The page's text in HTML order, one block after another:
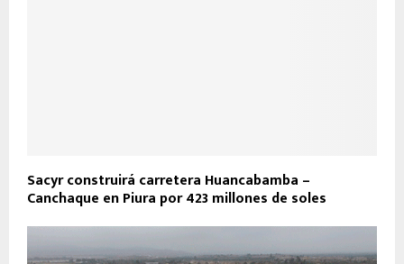
Sacyr construirá carretera Huancabamba –
Canchaque en Piura por 423 millones de soles